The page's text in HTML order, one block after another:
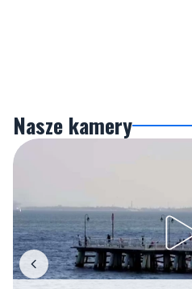
Nasze kamery